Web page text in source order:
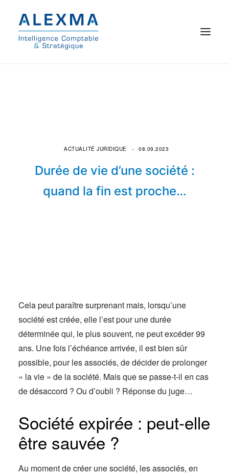
Commissariat aux comptes
On parle de nous
© 2021 Alexma
Durée de vie d’une société :
quand la fin est proche…
08.09.2023
ACTUALITÉ JURIDIQUE
Cela peut paraître surprenant mais, lorsqu’une
société est créée, elle l’est pour une durée
déterminée qui, le plus souvent, ne peut excéder 99
ans. Une fois l’échéance arrivée, il est bien sûr
possible, pour les associés, de décider de prolonger
« la vie » de la société. Mais que se passe-t-il en cas
de désaccord ? Ou d’oubli ? Réponse du juge…
Société expirée : peut-elle
être sauvée ?
Au moment de créer une société, les associés, en